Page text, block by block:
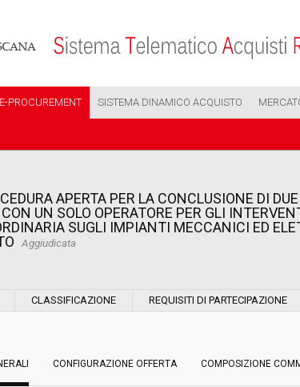
E-PROCUREMENT SISTEMA DINAMICO ACQUISTO
APERTA PER LA CONCLUSIONE DI
UN SOLO OPERATORE PER GLI
SUGLI IMPIANTI MECCANICI ED
Aggiudicata
01/04/2019 17:16
CLASSIFICAZIONE REQUISITI DI PARTECIPAZIONE
CONFIGURAZIONE OFFERTA COMPOSIZIONE